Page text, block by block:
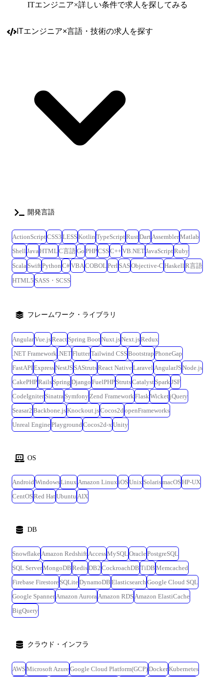
※本人の希望を考慮します 技術スタック 【AWS】 ▼コンピューティン
GitLab CI/CD 【APM】 Datadog / Sentry / Mackerel / PagerDuty 【ネットワ
ーク機器】 Yamaha系、Furuno系、Fortinet系 【コラボレーションツー
ル】 Redmine, Slack, Google Workspace
ITエンジニア×詳しい条件で求人を探してみる
ITエンジニア×言語・技術の求人を探す
開発言語
ActionScriptCSS3 LESSKotlin TypeScriptRustDartAssemblerMatlab
Shell JavaHTML C言語Go PHPCSSC++VB.NETJavaScriptRuby
Scala SwiftPython C#VBACOBOL Perl SASObjective-C Haskell R言語
HTML5 SASS・SCSS
フレームワーク・ライブラリ
AngularVue.jsReact Spring BootNuxt.jsNext.jsRedux
.NET Framework .NETFlutterTailwind CSSBootstrap PhoneGap
FastAPIExpressNestJS SAStrutsReact NativeLaravel AngularJSNode.js
CakePHPRails Spring Django FuelPHP StrutsCatalyst SparkJSF
CodeIgniter Sinatra SymfonyZend FrameworkFlaskWicketjQuery
Seasar2 Backbone.jsKnockout.jsCocos2d openFrameworks
Unreal EnginePlayground Cocos2d-x Unity
OS
Android WindowsLinux Amazon Linux iOSUnix SolarismacOSHP-UX
CentOSRed HatUbuntu AIX
DB
SnowflakeAmazon RedshiftAccessMySQL OraclePostgreSQL
SQL ServerMongoDB RedisDB2 CockroachDB TiDB Memcached
Firebase Firestore SQLiteDynamoDB Elasticsearch Google Cloud SQL
Google SpannerAmazon AuroraAmazon RDSAmazon ElastiCache
BigQuery
クラウド・インフラ
AWSMicrosoft AzureGoogle Cloud Platform(GCP)DockerKubernetes